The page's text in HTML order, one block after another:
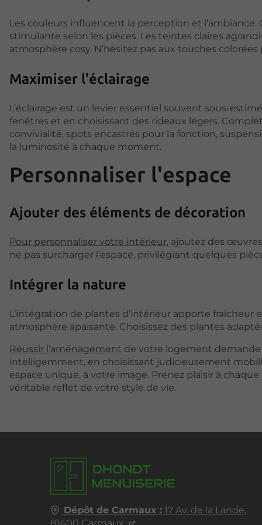
Les couleurs influencent la perception et
stimulante selon les pièces. Les teintes claires
atmosphère cosy. N’hésitez pas aux touches
Maximiser l'éclairage
L’éclairage est un levier essentiel souvent sous-
fenêtres et en choisissant des rideaux légers.
convivialité, spots encastrés pour la fonction,
la luminosité à chaque moment.
Personnaliser l'espace
Ajouter des éléments de décoration
Pour personnaliser votre intérieur, ajoutez des
ne pas surcharger l’espace, privilégiant quelques
Intégrer la nature
L’intégration de plantes d’intérieur apporte fraîcheur
atmosphère apaisante. Choisissez des plantes
Réussir l’aménagement de votre logement
intelligemment, en choisissant judicieusement
espace unique, à votre image. Prenez plaisir à
véritable reflet de votre style de vie.
Dépôt de Carmaux :17 Av. de la Lande,